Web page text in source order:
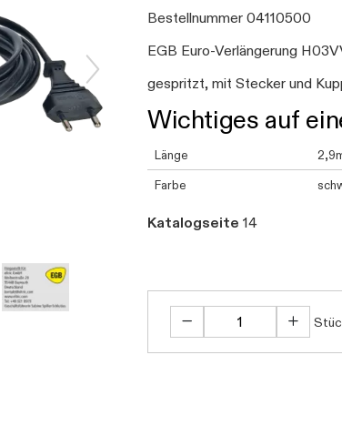
Bestellnummer 04110500
EGB Euro-Verlängerung
gespritzt, mit Stecker und
Wichtiges auf
Länge
Farbe
Katalogseite 14